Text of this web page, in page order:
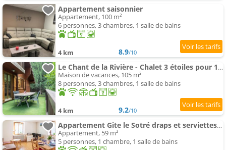
Appartement saisonnier
Appartement, 100 m²
6 personnes, 3 chambres, 1 salle de bains
4 km 8.9/10
Le Chant de la Rivière - Chalet 3 étoiles pour 10 personnes
Maison de vacances, 105 m²
8 personnes, 3 chambres, 1 salle de bains
4 km 9.2/10
Appartement Gite le Sotré draps et serviettes en option
Appartement, 59 m²
5 personnes, 1 chambre, 1 salle de bains